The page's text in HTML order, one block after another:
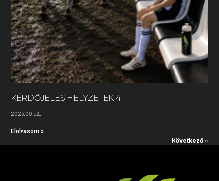
KÉRDŐJELES HELYZETEK 4.
2026.05.12.
Elolvasom »
Következő »